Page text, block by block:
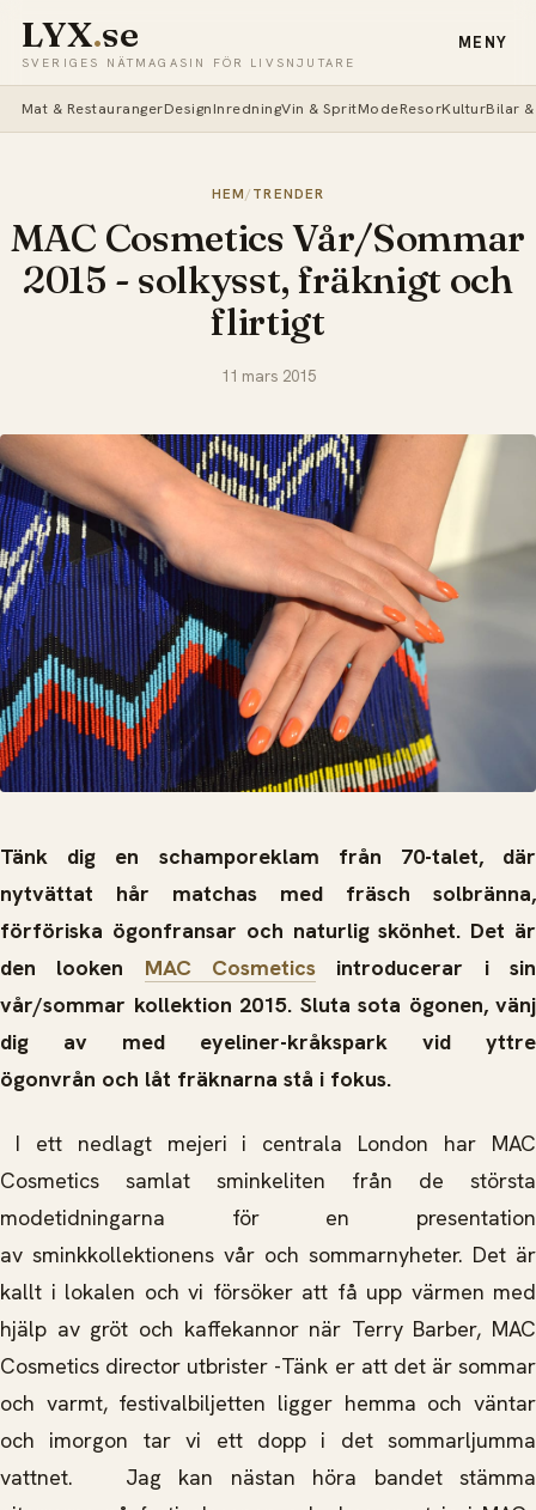
LYX.se
SVERIGES NÄTMAGASIN FÖR LIVSNJUTARE
MENY
Mat & RestaurangerDesignInredningVin & SpritModeResorKulturBilar
HEM/ TRENDER
MAC Cosmetics Vår/Sommar
2015 - solkysst, fräknigt och
flirtigt
11 mars 2015
Tänk dig en schamporeklam från 70-talet, där
nytvättat hår matchas med fräsch solbränna,
förföriska ögonfransar och naturlig skönhet. Det är
den looken MAC Cosmetics introducerar i sin
vår/sommar kollektion 2015. Sluta sota ögonen, vänj
dig av med eyeliner-kråkspark vid yttre
ögonvrån och låt fräknarna stå i fokus.
I ett nedlagt mejeri i centrala London har MAC
Cosmetics samlat sminkeliten från de största
modetidningarna för en presentation
av sminkkollektionens vår och sommarnyheter. Det är
kallt i lokalen och vi försöker att få upp värmen med
hjälp av gröt och kaffekannor när Terry Barber, MAC
Cosmetics director utbrister -Tänk er att det är sommar
och varmt, festivalbiljetten ligger hemma och väntar
och imorgon tar vi ett dopp i det sommarljumma
vattnet. Jag kan nästan höra bandet stämma